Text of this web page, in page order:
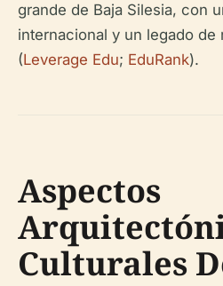
grande de Baja Silesia, con
internacional y un legado
(Leverage Edu; EduRank).
Aspectos
Culturales